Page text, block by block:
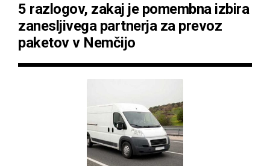
5 razlogov, zakaj je pomembna izbira
zanesljivega partnerja za prevoz
paketov v Nemčijo